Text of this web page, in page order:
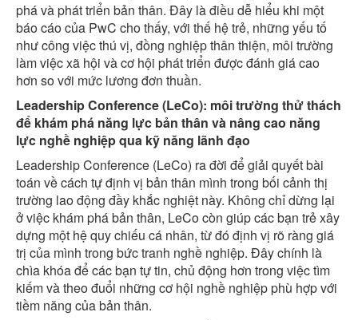
phá và phát triển bản thân. Đây là điều dễ hiểu khi một
báo cáo của PwC cho thấy, với thế hệ trẻ, những yếu tố
như công việc thú vị, đồng nghiệp thân thiện, môi trường
làm việc xã hội và cơ hội phát triển được đánh giá cao
hơn so với mức lương đơn thuần.
Leadership Conference (LeCo): môi trường thử thách
để khám phá năng lực bản thân và nâng cao năng
lực nghề nghiệp qua kỹ năng lãnh đạo
Leadership Conference (LeCo) ra đời để giải quyết bài
toán về cách tự định vị bản thân mình trong bối cảnh thị
trường lao động đầy khắc nghiệt này. Không chỉ dừng lại
ở việc khám phá bản thân, LeCo còn giúp các bạn trẻ xây
dựng một hệ quy chiếu cá nhân, từ đó định vị rõ ràng giá
trị của mình trong bức tranh nghề nghiệp. Đây chính là
chìa khóa để các bạn tự tin, chủ động hơn trong việc tìm
kiếm và theo đuổi những cơ hội nghề nghiệp phù hợp với
tiềm năng của bản thân.